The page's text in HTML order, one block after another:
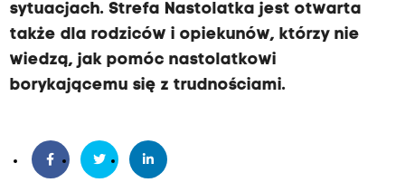
sytuacjach. Strefa Nastolatka jest otwarta
także dla rodziców i opiekunów, którzy nie
wiedzą, jak pomóc nastolatkowi
borykającemu się z trudnościami.